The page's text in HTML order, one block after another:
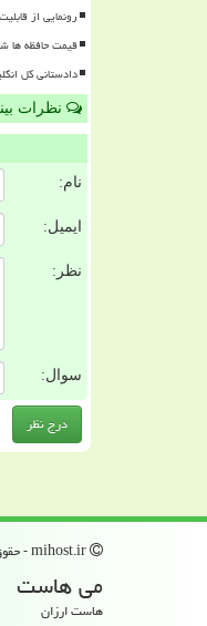
رونمایی از
قیمت حافظه ها شاید
دادستانی کل
نظرات
نام:
ایمیل:
نظر:
سوال:
می هاست
هاست ارزان